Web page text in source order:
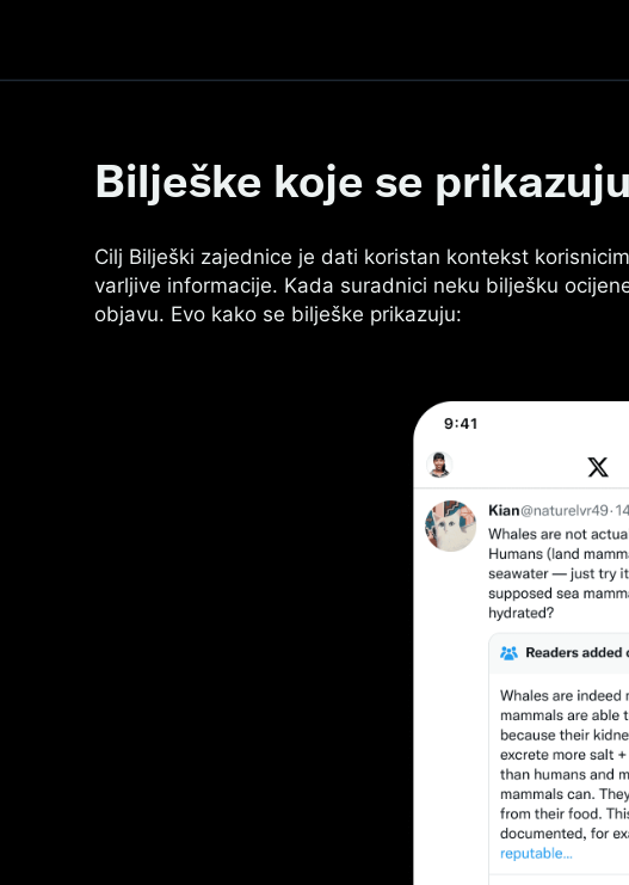
Bilješke koje se
Cilj Bilješki zajednice je dati koristan kontekst
varljive informacije. Kada suradnici neku bilješku
objavu. Evo kako se bilješke prikazuju: